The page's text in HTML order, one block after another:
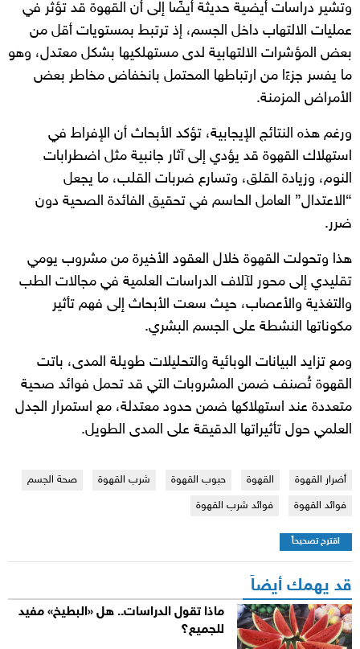
وتشير دراسات أيضية حديثة أيضًا إلى أن القهوة قد تؤثر في
عمليات الالتهاب داخل الجسم، إذ ترتبط بمستويات أقل من
بعض المؤشرات الالتهابية لدى مستهلكيها بشكل معتدل، وهو
ما يفسر جزءًا من ارتباطها المحتمل بانخفاض مخاطر بعض
الأمراض المزمنة.
ورغم هذه النتائج الإيجابية، تؤكد الأبحاث أن الإفراط في
استهلاك القهوة قد يؤدي إلى آثار جانبية مثل اضطرابات
النوم، وزيادة القلق، وتسارع ضربات القلب، ما يجعل
“الاعتدال” العامل الحاسم في تحقيق الفائدة الصحية دون
ضرر.
هذا وتحولت القهوة خلال العقود الأخيرة من مشروب يومي
تقليدي إلى محور لآلاف الدراسات العلمية في مجالات الطب
والتغذية والأعصاب، حيث سعت الأبحاث إلى فهم تأثير
مكوناتها النشطة على الجسم البشري.
ومع تزايد البيانات الوبائية والتحليلات طويلة المدى، باتت
القهوة تُصنف ضمن المشروبات التي قد تحمل فوائد صحية
متعددة عند استهلاكها ضمن حدود معتدلة، مع استمرار الجدل
العلمي حول تأثيراتها الدقيقة على المدى الطويل.
أضرار القهوة القهوة حبوب القهوة شرب القهوة
صحة الجسم
فوائد القهوة
فوائد شرب القهوة
اقترح تصحيحاً
قد يهمك أيضاً
ماذا تقول الدراسات.. هل «البطيخ» مفيد
للجميع؟